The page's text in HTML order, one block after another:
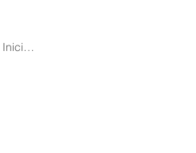
Iniciar sesión